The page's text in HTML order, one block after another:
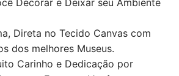
Direta no Tecido Canvas com
dos melhores Museus.
Carinho e Dedicação por